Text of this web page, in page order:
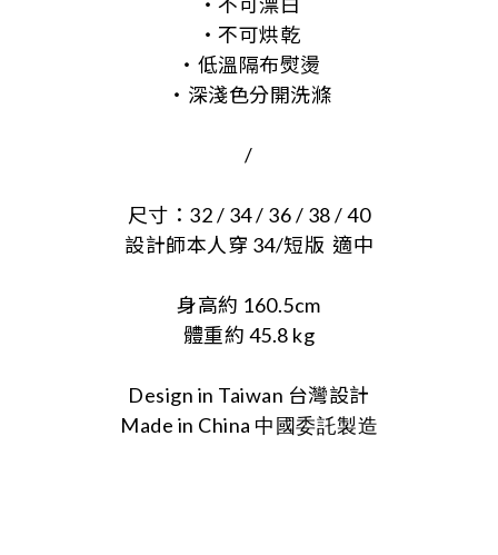
・不可烘乾
・低溫隔布熨燙
・深淺色分開洗滌
/
尺寸：32 / 34 / 36 / 38 / 40
設計師本人穿 34/短版 適中
身高約 160.5cm
體重約 45.8 kg
Design in Taiwan 台灣設計
Made in China 中國委託製造